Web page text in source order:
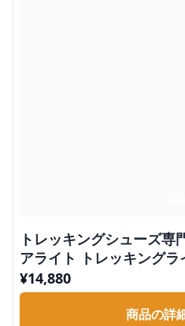
トレッキングシューズ専
アライト トレッキングラ
¥14,880
商品の詳